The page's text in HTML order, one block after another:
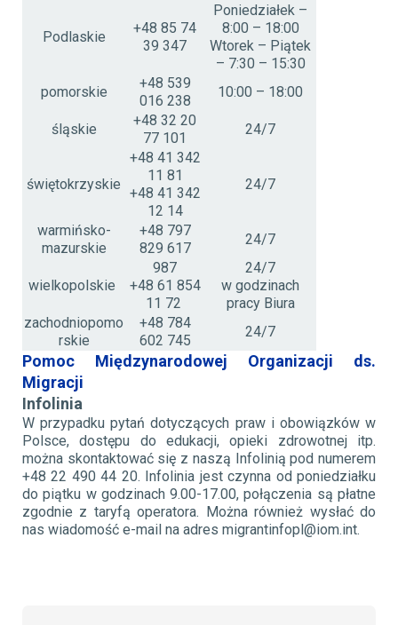
Podlaskie
+48 85 74
39 347
Poniedziałek –
8:00 – 18:00
Wtorek – Piątek
– 7:30 – 15:30
pomorskie
+48 539
016 238
10:00 – 18:00
śląskie
+48 32 20
77 101
24/7
świętokrzyskie
+48 41 342
11 81
+48 41 342
12 14
24/7
warmińsko-
mazurskie
+48 797
829 617
24/7
wielkopolskie
987
+48 61 854
11 72
24/7
w godzinach
pracy Biura
zachodniopomo
rskie
+48 784
602 745
24/7
Pomoc Międzynarodowej Organizacji ds.
Migracji
Infolinia
W przypadku pytań dotyczących praw i obowiązków w
Polsce, dostępu do edukacji, opieki zdrowotnej itp.
można skontaktować się z naszą Infolinią pod numerem
+48 22 490 44 20. Infolinia jest czynna od poniedziałku
do piątku w godzinach 9.00-17.00, połączenia są płatne
zgodnie z taryfą operatora. Można również wysłać do
nas wiadomość e-mail na adres migrantinfopl@iom.int.